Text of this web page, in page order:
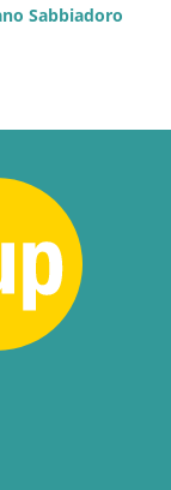
Sabbiadoro